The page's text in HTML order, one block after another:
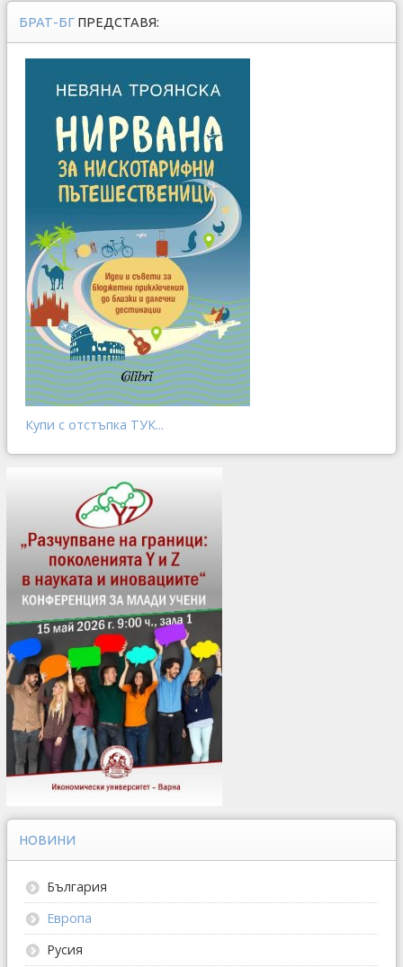
БРАТ-БГ ПРЕДСТАВЯ:
Купи с отстъпка ТУК...
НОВИНИ
България
Европа
Русия